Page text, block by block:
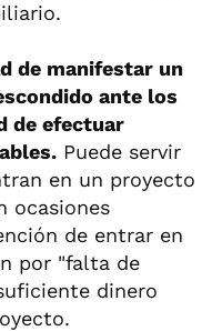
de manifestar un
ante los
de efectuar
Puede servir
en un proyecto
ocasiones
de entrar en
por "falta de
dinero